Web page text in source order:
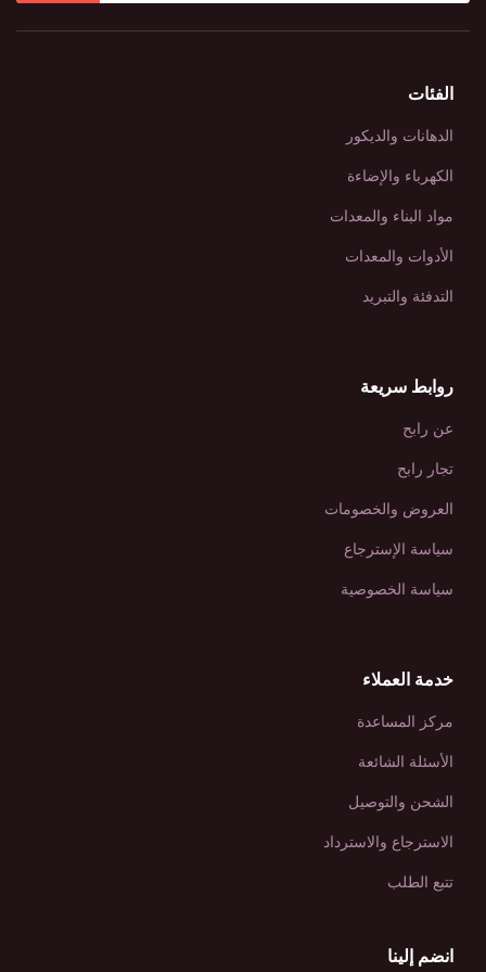
الفئات
الدهانات والديكور
الكهرباء والإضاءة
مواد البناء والمعدات
الأدوات والمعدات
التدفئة والتبريد
روابط سريعة
عن رابح
تجار رابح
العروض والخصومات
سياسة الإسترجاع
سياسة الخصوصية
خدمة العملاء
مركز المساعدة
الأسئلة الشائعة
الشحن والتوصيل
الاسترجاع والاسترداد
تتبع الطلب
انضم إلينا